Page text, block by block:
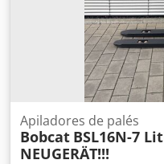
Apiladores de palés
Bobcat BSL16N-7
NEUGERÄT!!!